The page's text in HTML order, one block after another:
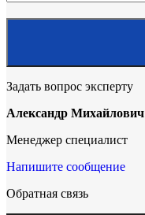
Задать вопрос эксперту
Александр Михайлович
Менеджер специалист
Напишите сообщение
Обратная связь